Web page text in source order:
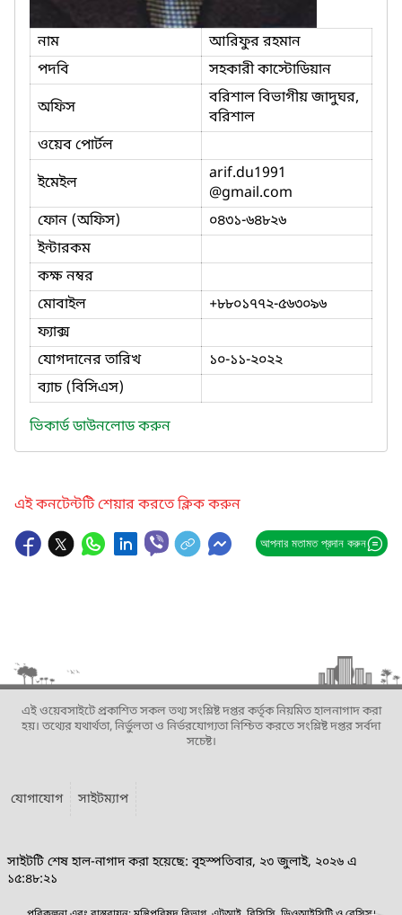
নাম
আরিফুর রহমান
পদবি
সহকারী কাস্টোডিয়ান
অফিস
বরিশাল বিভাগীয় জাদুঘর,
বরিশাল
ওয়েব পোর্টল
ইমেইল
arif.du1991
@gmail.com
ফোন (অফিস)
০৪৩১-৬৪৮২৬
ইন্টারকম
কক্ষ নম্বর
মোবাইল
+৮৮০১৭৭২-৫৬৩০৯৬
ফ্যাক্স
যোগদানের তারিখ
১০-১১-২০২২
ব্যাচ (বিসিএস)
ভিকার্ড ডাউনলোড করুন
এই কনটেন্টটি শেয়ার করতে ক্লিক করুন
আপনার মতামত প্রদান করুন
এই ওয়েবসাইটে প্রকাশিত সকল তথ্য সংশ্লিষ্ট দপ্তর কর্তৃক নিয়মিত হালনাগাদ করা
হয়। তথ্যের যথার্থতা, নির্ভুলতা ও নির্ভরযোগ্যতা নিশ্চিত করতে সংশ্লিষ্ট দপ্তর সর্বদা
সচেষ্ট।
যোগাযোগ সাইটম্যাপ
সাইটটি শেষ হাল-নাগাদ করা হয়েছে: বৃহস্পতিবার, ২৩ জুলাই, ২০২৬ এ
১৫:৪৮:২১